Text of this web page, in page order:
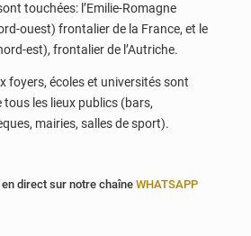
touchées: l’Emilie-Romagne
ouest) frontalier de la France, et le
est), frontalier de l’Autriche.
foyers, écoles et universités sont
les lieux publics (bars,
mairies, salles de sport).
direct sur notre chaîne WHATSAPP